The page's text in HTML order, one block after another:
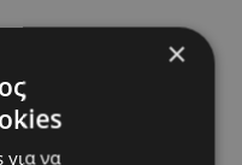
×
για να